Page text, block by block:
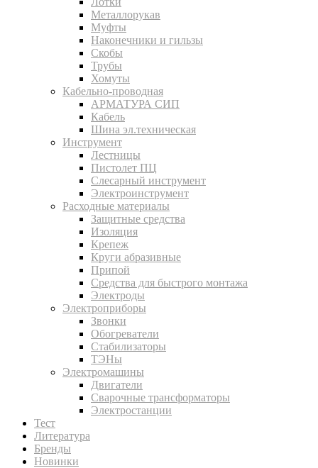
Металлорукав
Муфты
Наконечники и гильзы
Скобы
Трубы
Хомуты
Кабельно-проводная
АРМАТУРА СИП
Кабель
Шина эл.техническая
Инструмент
Лестницы
Пистолет ПЦ
Слесарный инструмент
Электроинструмент
Расходные материалы
Защитные средства
Изоляция
Крепеж
Круги абразивные
Припой
Средства для быстрого монтажа
Электроды
Электроприборы
Звонки
Обогреватели
Стабилизаторы
ТЭНы
Электромашины
Двигатели
Сварочные трансформаторы
Электростанции
Тест
Литература
Бренды
Новинки